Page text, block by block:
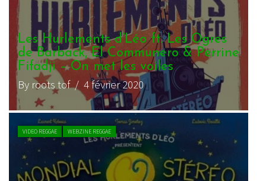
Les Hurlements d’Léo ft. Les Ogres
de Barback, El Communero & Perrine
Fifadji – On met les voiles
By roots tof/ 4 février 2020
VIDEO REGGAE WEBZINE REGGAE